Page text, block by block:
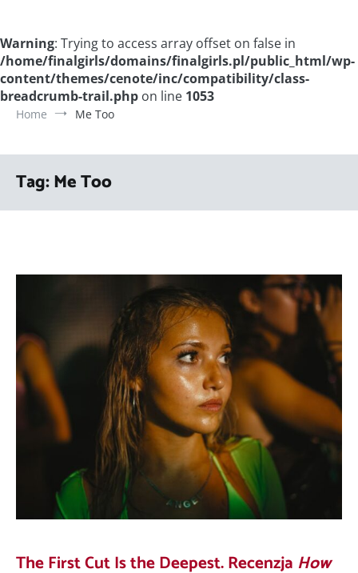
Warning: Trying to access array offset on false in
/home/finalgirls/domains/finalgirls.pl/public_html/wp-
content/themes/cenote/inc/compatibility/class-
breadcrumb-trail.php on line 1053
Home Me Too
Tag:Me Too
The First Cut Is the Deepest. Recenzja How